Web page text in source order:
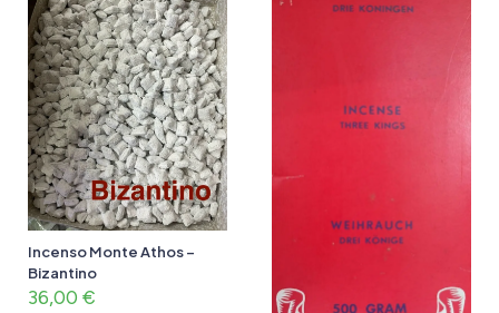
Incenso Monte Athos –
Bizantino
36,00 €